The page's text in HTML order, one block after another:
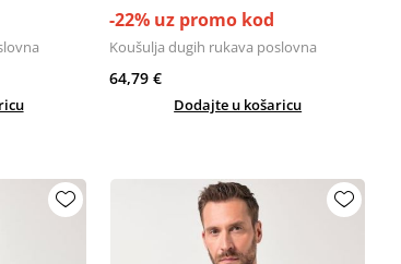
-22% uz promo kod
Koušulja dugih rukava poslovna
64,79 €
Dodajte u košaricu